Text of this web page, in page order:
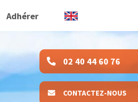
02 40 44 60 76
CONTACTEZ-NOUS
Adhérer